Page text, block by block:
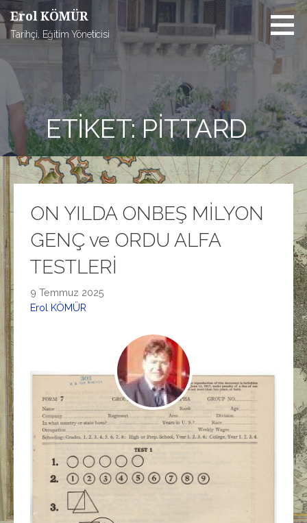
İçeriğe
atla
Erol KÖMÜR
Tarihçi, Eğitim Yöneticisi
ETIKET: PITTARD
ON YILDA ONBEŞ MİLYON
GENÇ ve ORDU ALFA
TESTLERİ
9 Temmuz 2025
Erol KÖMÜR